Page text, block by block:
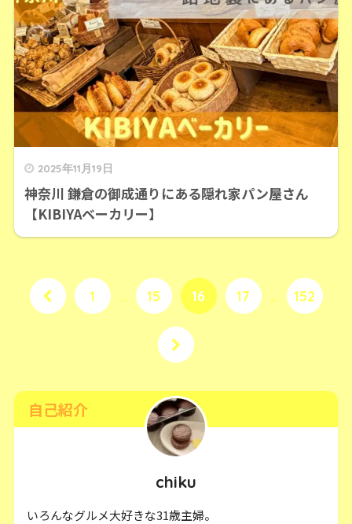
2025年11月19日
神奈川 鎌倉の御成通りにある隠れ家パン屋さん
【KIBIYAベーカリー】
1 … 15 16 17 … 152
自己紹介
chiku
いろんなグルメ大好きな31歳主婦。